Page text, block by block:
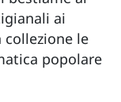
ai
le
popolare